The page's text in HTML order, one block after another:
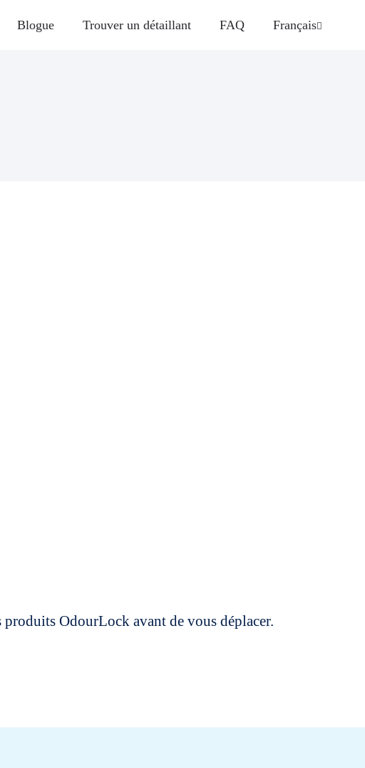
Blogue Trouver un détaillant FAQ Français
OdourLock avant de vous déplacer.